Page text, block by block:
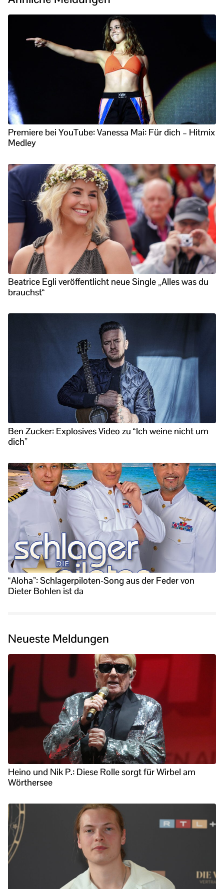
Premiere bei YouTube: Vanessa Mai: Für dich – Hitmix
Medley
Beatrice Egli veröffentlicht neue Single „Alles was du
brauchst“
Ben Zucker: Explosives Video zu “Ich weine nicht um
dich”
“Aloha”: Schlagerpiloten-Song aus der Feder von
Dieter Bohlen ist da
Neueste Meldungen
Heino und Nik P.: Diese Rolle sorgt für Wirbel am
Wörthersee